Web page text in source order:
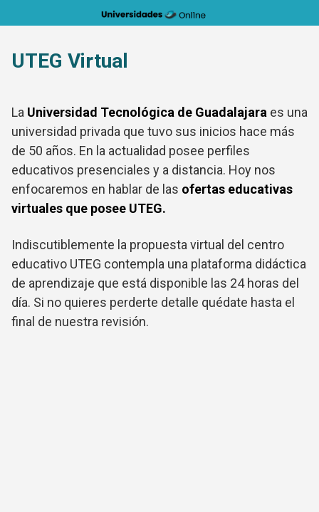
al
UTEG Virtual
La Universidad Tecnológica de Guadalajara es una
universidad privada que tuvo sus inicios hace más
de 50 años. En la actualidad posee perfiles
educativos presenciales y a distancia. Hoy nos
enfocaremos en hablar de las ofertas educativas
virtuales que posee UTEG.
Indiscutiblemente la propuesta virtual del centro
educativo UTEG contempla una plataforma didáctica
de aprendizaje que está disponible las 24 horas del
día. Si no quieres perderte detalle quédate hasta el
final de nuestra revisión.